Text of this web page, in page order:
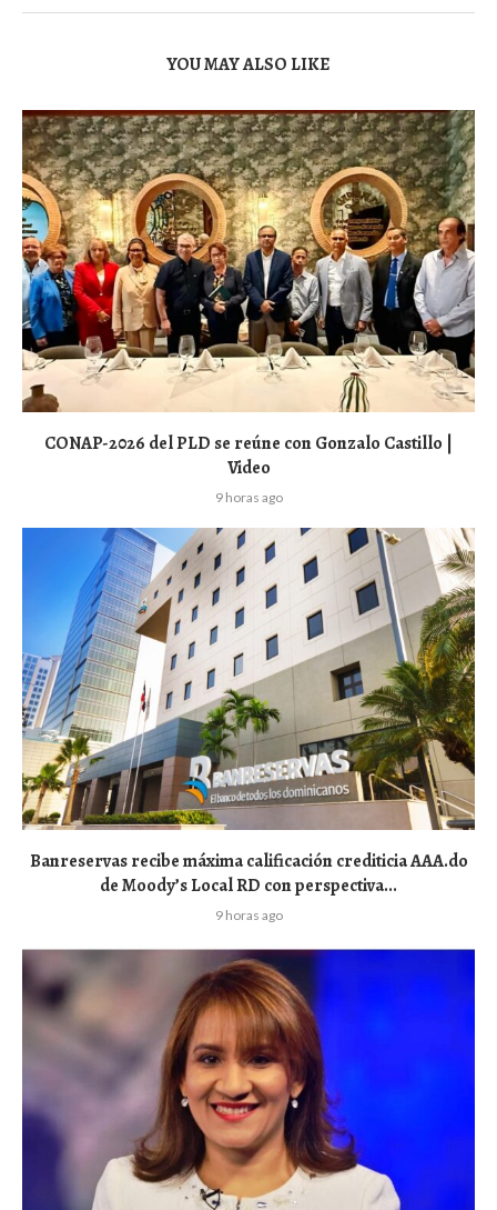
YOU MAY ALSO LIKE
CONAP-2026 del PLD se reúne con Gonzalo Castillo |
Video
9 horas ago
Banreservas recibe máxima calificación crediticia AAA.do
de Moody’s Local RD con perspectiva...
9 horas ago